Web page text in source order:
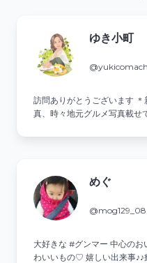
ゆき小町
訪問ありがとうございます
真、時々地元グルメ写真載せ
めぐ
@mog129_08
大好きな #グンマー 中心の⁡
わいいもの♡ 嬉しい出来事♪♪